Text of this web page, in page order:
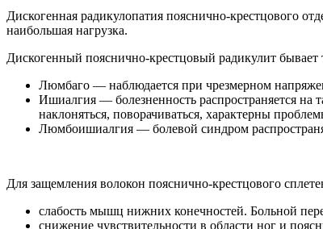
Дискогенная радикулопатия пояснично-крестцового
наибольшая нагрузка.
Дискогенный пояснично-крестцовый радикулит бывает
Люмбаго — наблюдается при чрезмерном
Ишиалгия — болезненность распространяется на
наклоняться, поворачиваться, характерны
Люмбоишиалгия — болевой синдром
Для защемления волокон пояснично-крестцового
слабость мышц нижних конечностей. Больной
снижение чувствительности в области ног и